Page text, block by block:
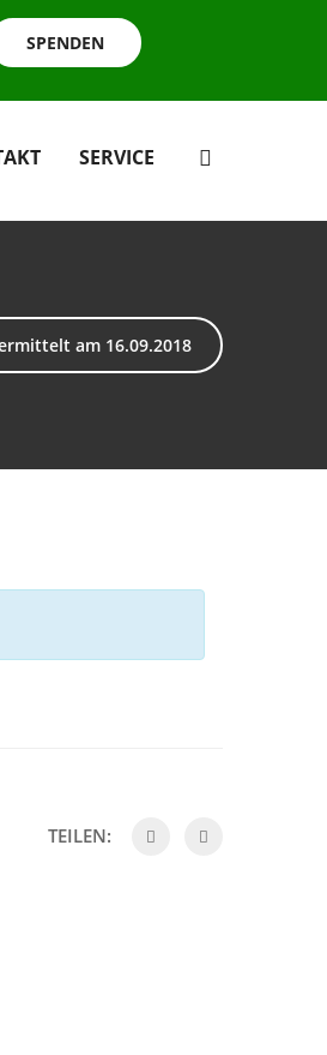
SPENDEN
SERVICE
am 16.09.2018
TEILEN: